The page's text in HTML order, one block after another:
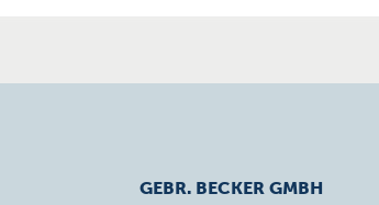
GEBR. BECKER GMBH